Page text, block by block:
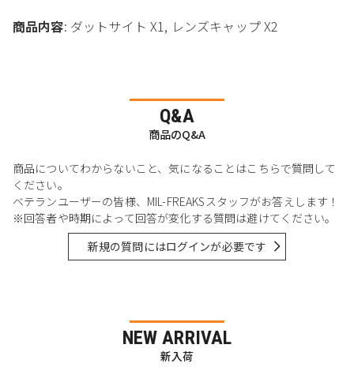
商品内容: ダットサイト X1, レンズキャップ X2
Q&A
商品のQ&A
商品についてわからないこと、気になることはこちらで質問して
ください。
ベテランユーザーの皆様、MIL-FREAKSスタッフがお答えします！
※回答者や時期によって回答が変化する質問は避けてください。
新規の質問にはログインが必要です
NEW ARRIVAL
新入荷